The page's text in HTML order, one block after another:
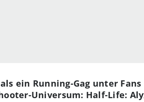
ein Running-Gag unter
Universum: Half-Life: